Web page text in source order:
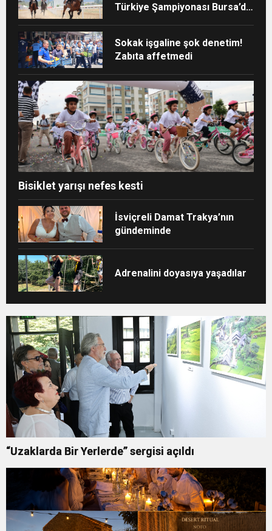
Türkiye Şampiyonası Bursa’da
Sokak işgaline şok denetim!
Zabıta affetmedi
Bisiklet yarışı nefes kesti
İsviçreli Damat Trakya’nın
gündeminde
Adrenalini doyasıya yaşadılar
“Uzaklarda Bir Yerlerde” sergisi açıldı